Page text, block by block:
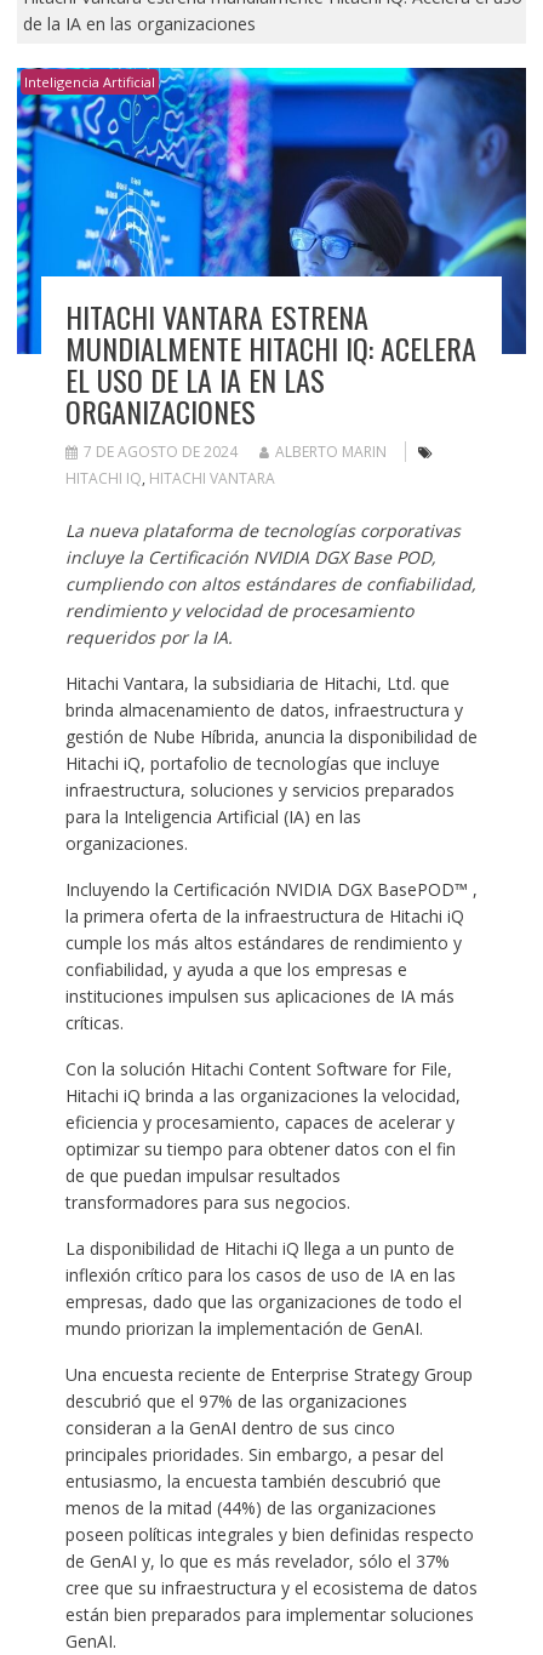
de la IA en las organizaciones
Inteligencia Artificial
HITACHI VANTARA ESTRENA
MUNDIALMENTE HITACHI IQ: ACELERA
EL USO DE LA IA EN LAS
ORGANIZACIONES
7 DE AGOSTO DE 2024
ALBERTO MARIN
HITACHI IQ, HITACHI VANTARA
La nueva plataforma de tecnologías corporativas
incluye la Certificación NVIDIA DGX Base POD,
cumpliendo con altos estándares de confiabilidad,
rendimiento y velocidad de procesamiento
requeridos por la IA.
Hitachi Vantara, la subsidiaria de Hitachi, Ltd. que
brinda almacenamiento de datos, infraestructura y
gestión de Nube Híbrida, anuncia la disponibilidad de
Hitachi iQ, portafolio de tecnologías que incluye
infraestructura, soluciones y servicios preparados
para la Inteligencia Artificial (IA) en las
organizaciones.
Incluyendo la Certificación NVIDIA DGX BasePOD™ ,
la primera oferta de la infraestructura de Hitachi iQ
cumple los más altos estándares de rendimiento y
confiabilidad, y ayuda a que los empresas e
instituciones impulsen sus aplicaciones de IA más
críticas.
Con la solución Hitachi Content Software for File,
Hitachi iQ brinda a las organizaciones la velocidad,
eficiencia y procesamiento, capaces de acelerar y
optimizar su tiempo para obtener datos con el fin
de que puedan impulsar resultados
transformadores para sus negocios.
La disponibilidad de Hitachi iQ llega a un punto de
inflexión crítico para los casos de uso de IA en las
empresas, dado que las organizaciones de todo el
mundo priorizan la implementación de GenAI.
Una encuesta reciente de Enterprise Strategy Group
descubrió que el 97% de las organizaciones
consideran a la GenAI dentro de sus cinco
principales prioridades. Sin embargo, a pesar del
entusiasmo, la encuesta también descubrió que
menos de la mitad (44%) de las organizaciones
poseen políticas integrales y bien definidas respecto
de GenAI y, lo que es más revelador, sólo el 37%
cree que su infraestructura y el ecosistema de datos
están bien preparados para implementar soluciones
GenAI.